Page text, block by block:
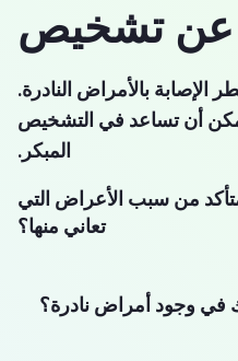
عن تشخيص
الإصابة بالأمراض النادرة.
أن تساعد في التشخيص
المبكر.
من سبب الأعراض التي
تعاني منها؟
في وجود أمراض نادرة؟